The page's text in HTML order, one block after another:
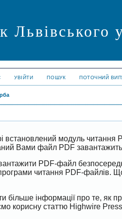
Львівського
УВІЙТИ ПОШУК ПОТОЧНИЙ
модуль читання
Вами файл PDF
PDF-файл
читання PDF-файлів.
більше інформації про те, як
корисну статтю Highwire Press